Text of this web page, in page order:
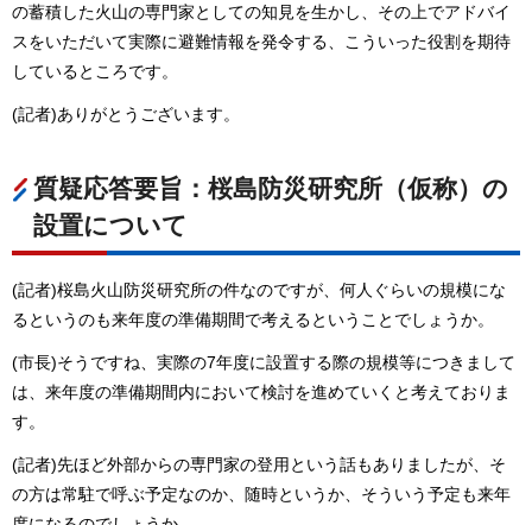
の蓄積した火山の専門家としての知見を生かし、その上でアドバイ
スをいただいて実際に避難情報を発令する、こういった役割を期待
しているところです。
(記者)ありがとうございます。
質疑応答要旨：桜島防災研究所（仮称）の
設置について
(記者)桜島火山防災研究所の件なのですが、何人ぐらいの規模にな
るというのも来年度の準備期間で考えるということでしょうか。
(市長)そうですね、実際の7年度に設置する際の規模等につきまして
は、来年度の準備期間内において検討を進めていくと考えておりま
す。
(記者)先ほど外部からの専門家の登用という話もありましたが、そ
の方は常駐で呼ぶ予定なのか、随時というか、そういう予定も来年